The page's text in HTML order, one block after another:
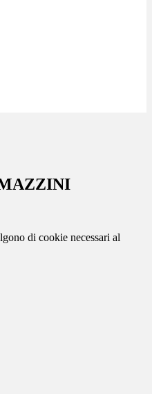
di cookie necessari al